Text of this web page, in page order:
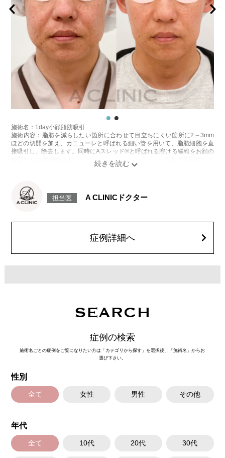
施術名：1day小顔脂肪吸引
施術内容：脂肪を減らしたい箇所に合わせて目立ちにくい箇所に2～3mm
ほどの切開を加え、カニューレと呼ばれる細い管を用いて、脂肪細胞を直
接吸引し、除去します。同時にAスレッド®と呼ばれる溶ける繊維をお顔の
目立たない部分から皮下へ挿入し、皮膚を内側から引き上げて固定しま
感などが術後一時的に生じることがございます。また、稀に貧血、細菌感
染症、左右差、施術箇所の知覚鈍麻、ぼこつき、硬結、瘢痕化、色素沈
顔の脂肪吸引箇所の追加 1ヶ所ごと+162,800円(税込)
オプション：笑気麻酔 3,300円(税込)
担当医 A CLINICドクター
症例詳細へ
SEARCH
症例の検索
施術名ごとの症例をご覧になりたい方は「カテゴリから探す」を選択後、「施術名」からお
選び下さい。
性別
全て 女性 男性 その他
年代
全て 10代 20代 30代